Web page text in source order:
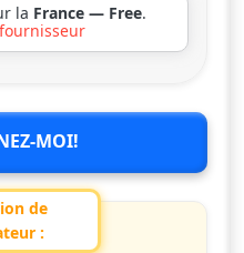
la France — Free.
MOI!
de
: